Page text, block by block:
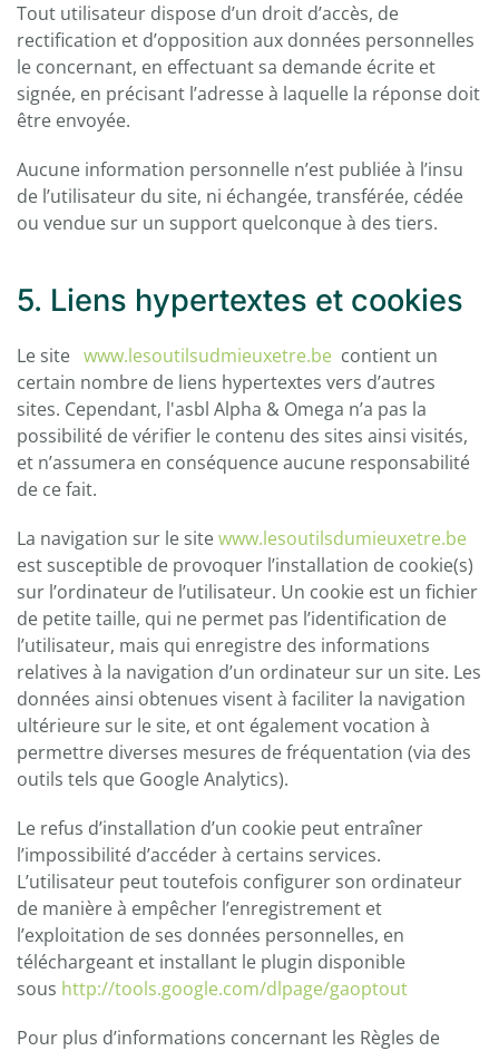
Tout utilisateur dispose d’un droit d’accès, de
rectification et d’opposition aux données personnelles
le concernant, en effectuant sa demande écrite et
signée, en précisant l’adresse à laquelle la réponse doit
être envoyée.
Aucune information personnelle n’est publiée à l’insu
de l’utilisateur du site, ni échangée, transférée, cédée
ou vendue sur un support quelconque à des tiers.
5. Liens hypertextes et cookies
Le site www.lesoutilsudmieuxetre.be contient un
certain nombre de liens hypertextes vers d’autres
sites. Cependant, l'asbl Alpha & Omega n’a pas la
possibilité de vérifier le contenu des sites ainsi visités,
et n’assumera en conséquence aucune responsabilité
de ce fait.
La navigation sur le sitewww.lesoutilsdumieuxetre.be
est susceptible de provoquer l’installation de cookie(s)
sur l’ordinateur de l’utilisateur. Un cookie est un fichier
de petite taille, qui ne permet pas l’identification de
l’utilisateur, mais qui enregistre des informations
relatives à la navigation d’un ordinateur sur un site. Les
données ainsi obtenues visent à faciliter la navigation
ultérieure sur le site, et ont également vocation à
permettre diverses mesures de fréquentation (via des
outils tels que Google Analytics).
Le refus d’installation d’un cookie peut entraîner
l’impossibilité d’accéder à certains services.
L’utilisateur peut toutefois configurer son ordinateur
de manière à empêcher l’enregistrement et
l’exploitation de ses données personnelles, en
téléchargeant et installant le plugin disponible
sous http://tools.google.com/dlpage/gaoptout
Pour plus d’informations concernant les Règles de